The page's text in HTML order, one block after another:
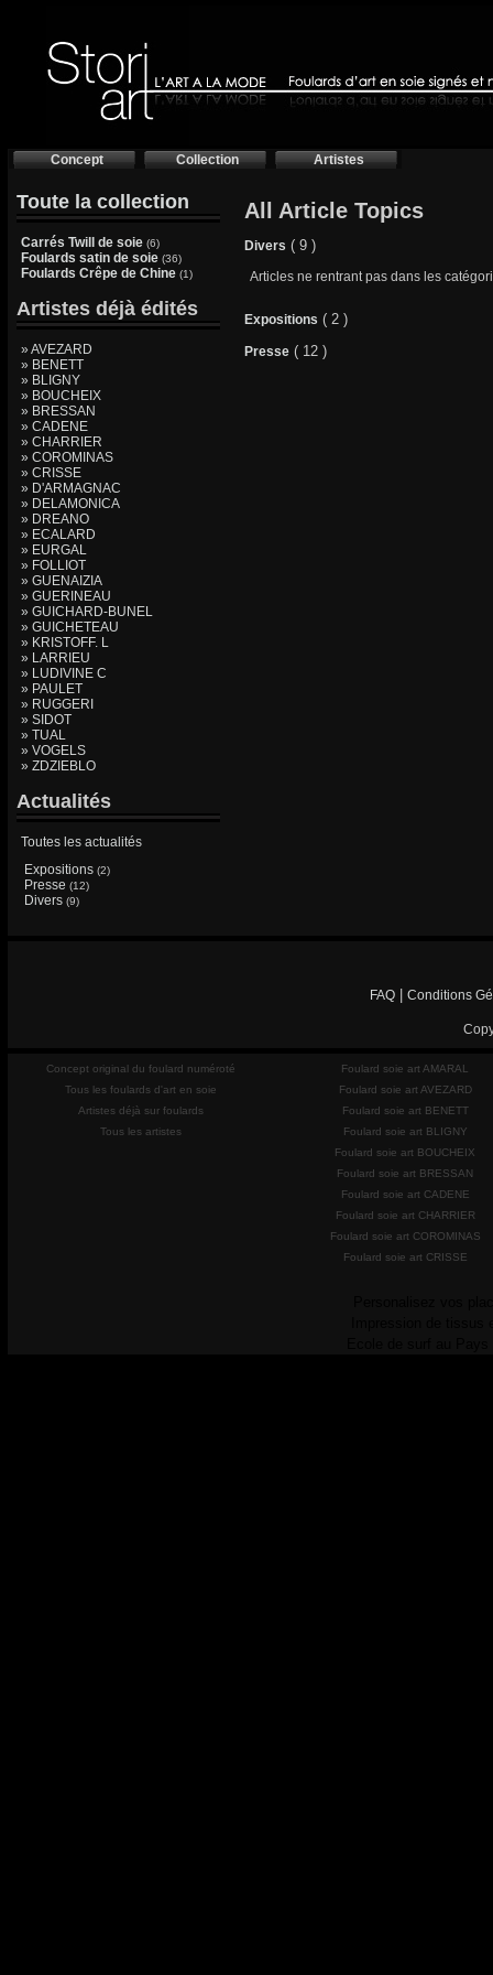
Concept Collection Artistes
Toute la collection
Carrés Twill de soie (6)
Foulards satin de soie (36)
Foulards Crêpe de Chine (1)
Artistes déjà édités
» AVEZARD
» BENETT
» BLIGNY
» BOUCHEIX
» BRESSAN
» CADENE
» CHARRIER
» COROMINAS
» CRISSE
» D'ARMAGNAC
» DELAMONICA
» DREANO
» ECALARD
» EURGAL
» FOLLIOT
» GUENAIZIA
» GUERINEAU
» GUICHARD-BUNEL
» GUICHETEAU
» KRISTOFF. L
» LARRIEU
» LUDIVINE C
» PAULET
» RUGGERI
» SIDOT
» TUAL
» VOGELS
» ZDZIEBLO
Actualités
Toutes les actualités
Expositions (2)
Presse (12)
Divers (9)
All Article Topics
Divers ( 9 )
Articles ne rentrant pas dans les
Expositions ( 2 )
Presse ( 12 )
FAQ Conditions
Concept original du foulard numéroté
Tous les foulards d'art en soie
Artistes déjà sur foulards
Tous les artistes
Foulard soie art AMARAL
Foulard soie art AVEZARD
Foulard soie art BENETT
Foulard soie art BLIGNY
Foulard soie art BOUCHEIX
Foulard soie art BRESSAN
Foulard soie art CADENE
Foulard soie art CHARRIER
Foulard soie art COROMINAS
Foulard soie art CRISSE